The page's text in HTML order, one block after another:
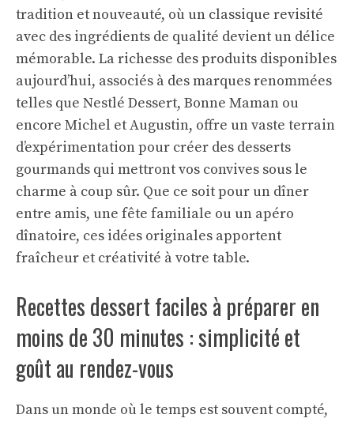
tradition et nouveauté, où un classique revisité
avec des ingrédients de qualité devient un délice
mémorable. La richesse des produits disponibles
aujourd’hui, associés à des marques renommées
telles que Nestlé Dessert, Bonne Maman ou
encore Michel et Augustin, offre un vaste terrain
d’expérimentation pour créer des desserts
gourmands qui mettront vos convives sous le
charme à coup sûr. Que ce soit pour un dîner
entre amis, une fête familiale ou un apéro
dînatoire, ces idées originales apportent
fraîcheur et créativité à votre table.
Recettes dessert faciles à préparer en
moins de 30 minutes : simplicité et
goût au rendez-vous
Dans un monde où le temps est souvent compté,